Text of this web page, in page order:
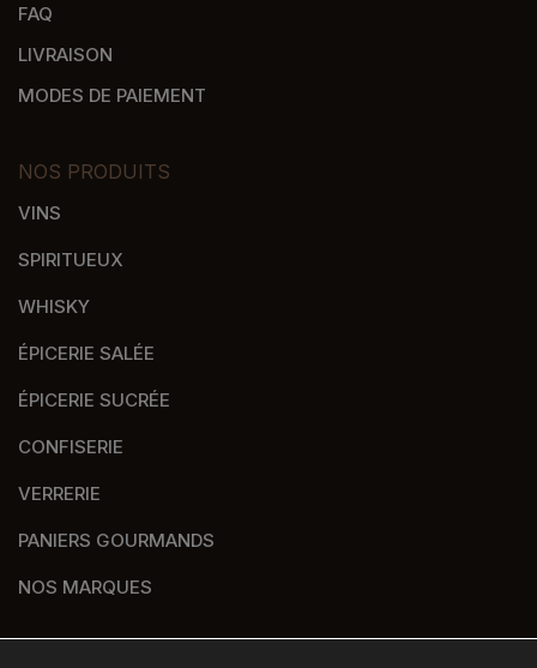
FAQ
LIVRAISON
MODES DE PAIEMENT
NOS PRODUITS
VINS
SPIRITUEUX
WHISKY
ÉPICERIE SALÉE
ÉPICERIE SUCRÉE
CONFISERIE
VERRERIE
PANIERS GOURMANDS
NOS MARQUES